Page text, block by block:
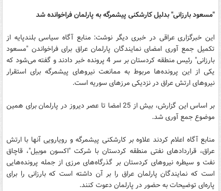
"مسعود بارزانی" بدلیل کارشکنی پیشمرگه به پارلمان فراخوانده شد
این خبرگزاری عراقی در خبری دیگر نوشت: منابع آگاه سیاسی بلندپایه از
تکمیل جمع آوری امضای نمایندگان پارلمان عراق برای فراخواندن "مسعود
بارزانی" رئیس منطقه کردستان بر سر 4 پرونده خبر دادند و گفته می‌شود که
یکی از این پرونده‌ها مربوط به ممانعت نیروهای پیشمرگه برای استقرار
نیروهای ارتش عراق در نزدیکی مرزهای سوریه است.
بر اساس این گزارش، بیش از 25 امضا تا عصر دیروز در پارلمان برای همین
موضوع جمع آوری شد.
منابع آگاه اعلام کردند علاوه بر کارشکنی پیشمرگه و رویارویی آنها با ارتش
عراق، قراردادهای نفتی منطقه کردستان با شرکت "اکسون موبیل"، قاچاق
نفت و سیطره نیروهای کردستان بر گذرگاه‌های مرزی از جمله پرونده‌هایی
است که نمایندگان پارلمان عراق را بر آن داشته است که بارزانی را برای
پاره‌ای توضیحات به حضور در پارلمان دعوت کنند.